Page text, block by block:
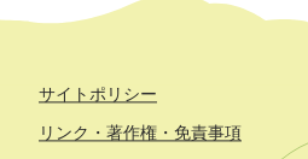
サイトポリシー
リンク・著作権・免責事項